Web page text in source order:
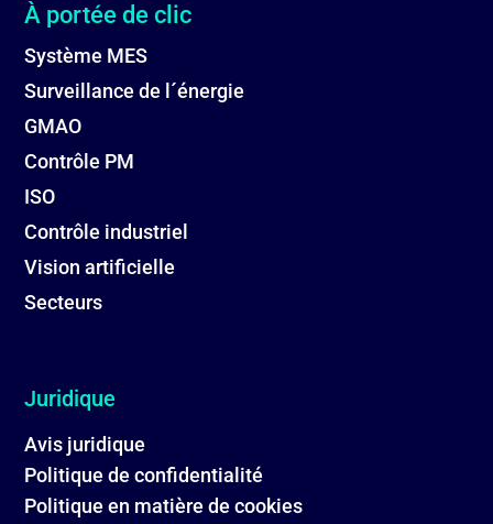
À portée de clic
Système MES
Surveillance de l´énergie
GMAO
Contrôle PM
ISO
Contrôle industriel
Vision artificielle
Secteurs
Juridique
Avis juridique
Politique de confidentialité
Politique en matière de cookies